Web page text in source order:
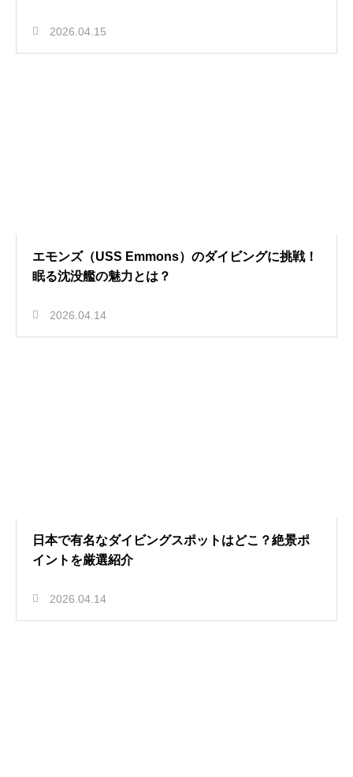
2026.04.15
エモンズ（USS Emmons）のダイビングに挑戦！
眠る沈没艦の魅力とは？
2026.04.14
日本で有名なダイビングスポットはどこ？絶景ポ
イントを厳選紹介
2026.04.14